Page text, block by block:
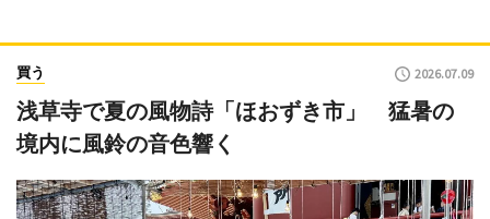
買う 2026.07.09
浅草寺で夏の風物詩「ほおずき市」 猛暑の
境内に風鈴の音色響く